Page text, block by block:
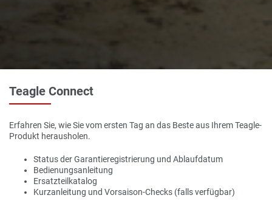
Teagle Connect
Erfahren Sie, wie Sie vom ersten Tag an das Beste aus Ihrem Teagle-
Produkt herausholen.
Status der Garantieregistrierung und Ablaufdatum
Bedienungsanleitung
Ersatzteilkatalog
Kurzanleitung und Vorsaison-Checks (falls verfügbar)